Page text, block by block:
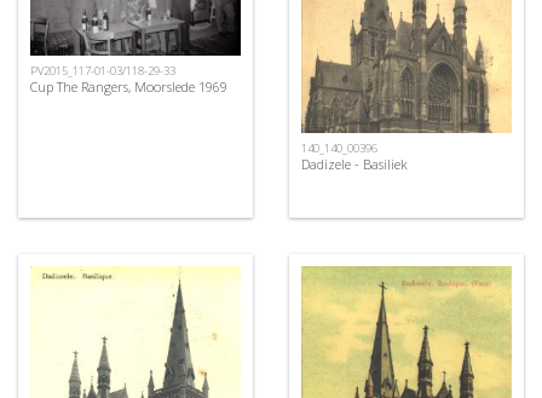
PV2015_117-01-03/118-29-33
Cup The Rangers, Moorslede 1969
140_140_00396
Dadizele - Basiliek